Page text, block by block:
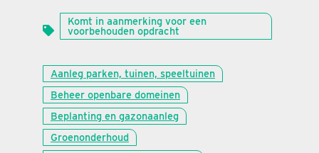
Komt in aanmerking voor een
voorbehouden opdracht
Aanleg parken, tuinen, speeltuinen
Beheer openbare domeinen
Beplanting en gazonaanleg
Groenonderhoud